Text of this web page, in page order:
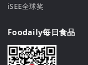
iSEE全球奖
Foodaily每日食品